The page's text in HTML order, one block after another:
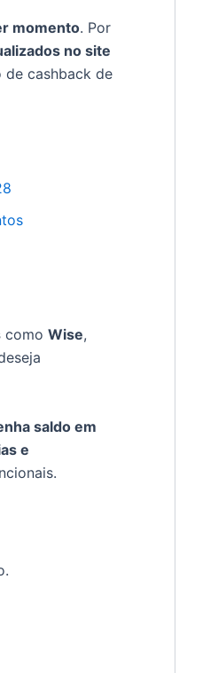
momento. Por
no site
de cashback de
como Wise,
saldo em
e